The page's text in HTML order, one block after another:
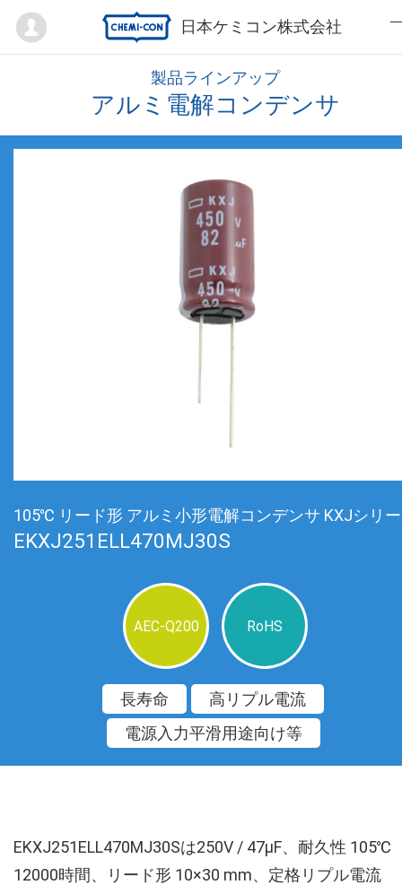
日本ケミコン株式会社
Mypage
製品ラインアップ
アルミ電解コンデンサ
105℃ リード形 アルミ小形電解コンデンサ KXJシリ
EKXJ251ELL470MJ30S
AEC-Q200 RoHS
長寿命
高リプル電流
電源入力平滑用途向け等
EKXJ251ELL470MJ30Sは250V / 47µF、耐久性 105℃
12000時間、リード形 10×30 mm、定格リプル電流